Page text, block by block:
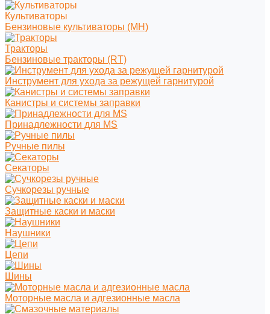
Культиваторы
Бензиновые культиваторы (MH)
Тракторы
Бензиновые тракторы (RT)
Инструмент для ухода за режущей гарнитурой
Канистры и системы заправки
Принадлежности для MS
Ручные пилы
Секаторы
Сучкорезы ручные
Защитные каски и маски
Наушники
Цепи
Шины
Моторные масла и адгезионные масла